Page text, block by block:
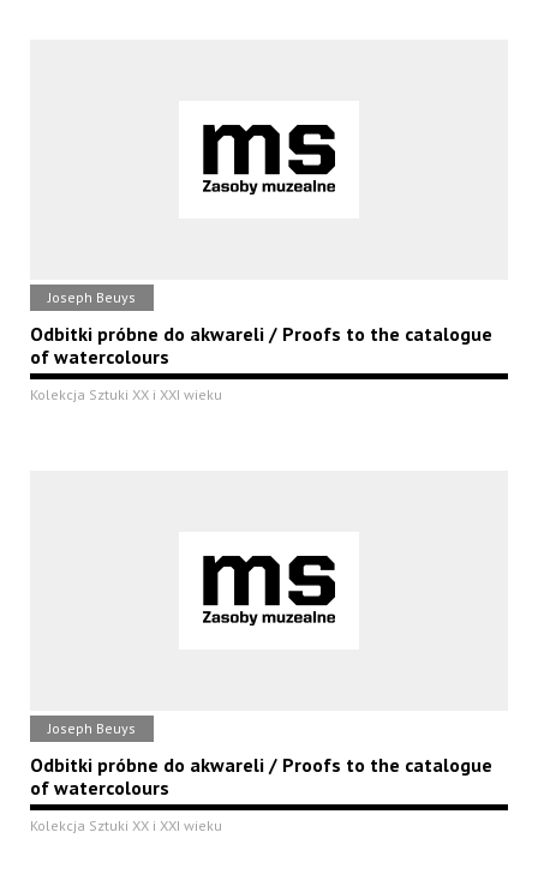
Joseph Beuys
Odbitki próbne do akwareli / Proofs to the catalogue
of watercolours
Kolekcja Sztuki XX i XXI wieku
Joseph Beuys
Odbitki próbne do akwareli / Proofs to the catalogue
of watercolours
Kolekcja Sztuki XX i XXI wieku